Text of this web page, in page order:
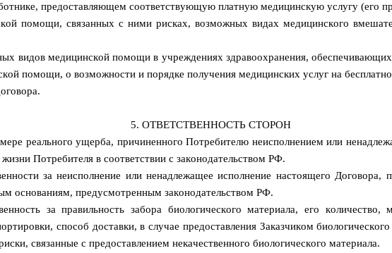
предоставляющем соответствующую платную медицинскую услугу (его
помощи, связанных с ними рисках, возможных видах медицинского
видов медицинской помощи в учреждениях здравоохранения,
помощи, о возможности и порядке получения медицинских услуг на
5. ОТВЕТСТВЕННОСТЬ СТОРОН
реального ущерба, причиненного Потребителю неисполнением или
Потребителя в соответствии с законодательством РФ.
за неисполнение или ненадлежащее исполнение настоящего
основаниям, предусмотренным законодательством РФ.
за правильность забора биологического материала, его
способ доставки, в случае предоставления Заказчиком
связанные с предоставлением некачественного биологического материала.